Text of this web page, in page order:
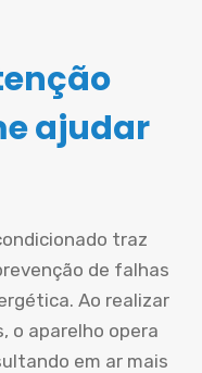
ajudar
traz
de falhas
Ao realizar
o aparelho opera
em ar mais